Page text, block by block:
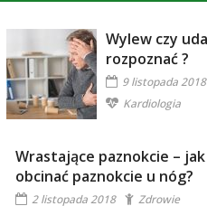
Wylew czy
rozpoznać ?
9 listopada 2018
Kardiologia
Wrastające paznokcie –
obcinać paznokcie u nóg?
2 listopada 2018 Zdrowie